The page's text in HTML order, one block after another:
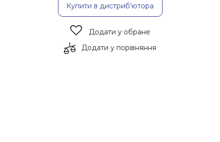
Купити в дистриб'ютора
Додати у обране
Додати у порівняння